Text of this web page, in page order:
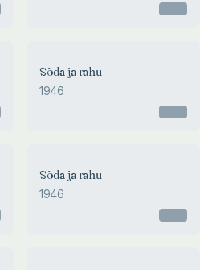
Sõda ja rahu
1946
Sõda ja rahu
1946